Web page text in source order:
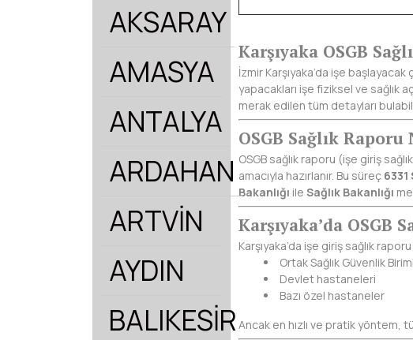
AKSARAY
AMASYA
ANTALYA
ARDAHAN
ARTVİN
AYDIN
BALIKESİR
Karşıyaka OSGB
İzmir Karşıyaka’da işe başlayacak
yapacakları işe fiziksel ve sağlık
merak edilen tüm detayları
OSGB Sağlık Raporu
OSGB sağlık raporu (işe giriş
amacıyla hazırlanır. Bu süreç 6331
Bakanlığı ile Sağlık Bakanlığı
Karşıyaka’da OSGB
Karşıyaka’da işe giriş sağlık
Ortak Sağlık Güvenlik
Devlet hastaneleri
Bazı özel hastaneler
Ancak en hızlı ve pratik yöntem,